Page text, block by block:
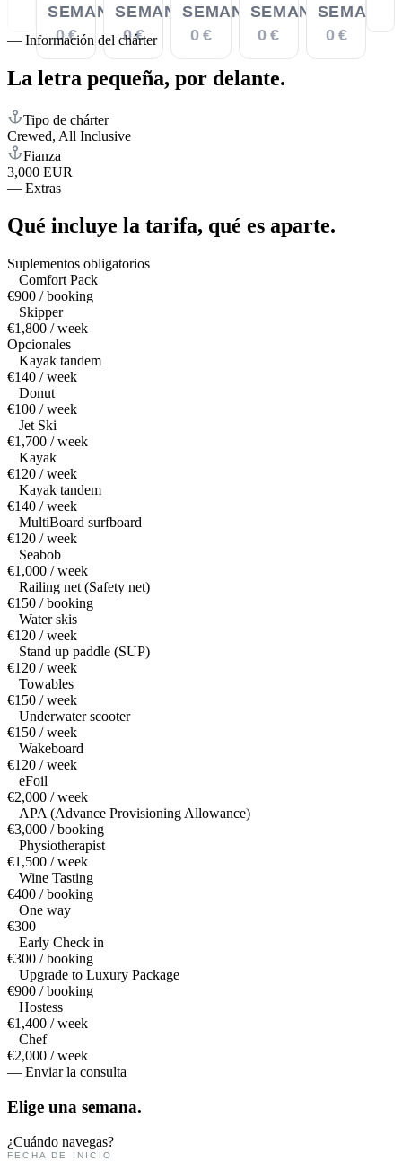
SEMANA
0 €
SEMANA
0 €
SEMANA
0 €
SEMANA
0 €
SEMANA
0 €
— Información del chárter
La letra pequeña, por delante.
Tipo de chárter
Crewed, All Inclusive
Fianza
3,000 EUR
— Extras
Qué incluye la tarifa, qué es aparte.
Suplementos obligatorios
Comfort Pack
€900 / booking
Skipper
€1,800 / week
Opcionales
Kayak tandem
€140 / week
Donut
€100 / week
Jet Ski
€1,700 / week
Kayak
€120 / week
Kayak tandem
€140 / week
MultiBoard surfboard
€120 / week
Seabob
€1,000 / week
Railing net (Safety net)
€150 / booking
Water skis
€120 / week
Stand up paddle (SUP)
€120 / week
Towables
€150 / week
Underwater scooter
€150 / week
Wakeboard
€120 / week
eFoil
€2,000 / week
APA (Advance Provisioning Allowance)
€3,000 / booking
Physiotherapist
€1,500 / week
Wine Tasting
€400 / booking
One way
€300
Early Check in
€300 / booking
Upgrade to Luxury Package
€900 / booking
Hostess
€1,400 / week
Chef
€2,000 / week
— Enviar la consulta
Elige una semana.
¿Cuándo navegas?
FECHA DE INICIO